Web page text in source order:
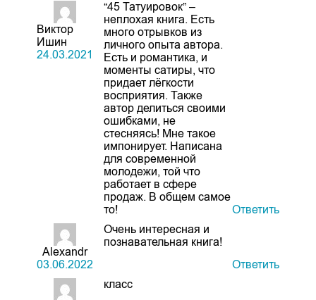
Виктор
Ишин
24.03.2021
“45 Татуировок” –
неплохая книга. Есть
много отрывков из
личного опыта автора.
Есть и романтика, и
моменты сатиры, что
придает лёгкости
восприятия. Также
автор делиться своими
ошибками, не
стесняясь! Мне такое
импонирует. Написана
для современной
молодежи, той что
работает в сфере
продаж. В общем самое
то!
Ответить
Alexandr
03.06.2022
Очень интересная и
познавательная книга!
Ответить
класс